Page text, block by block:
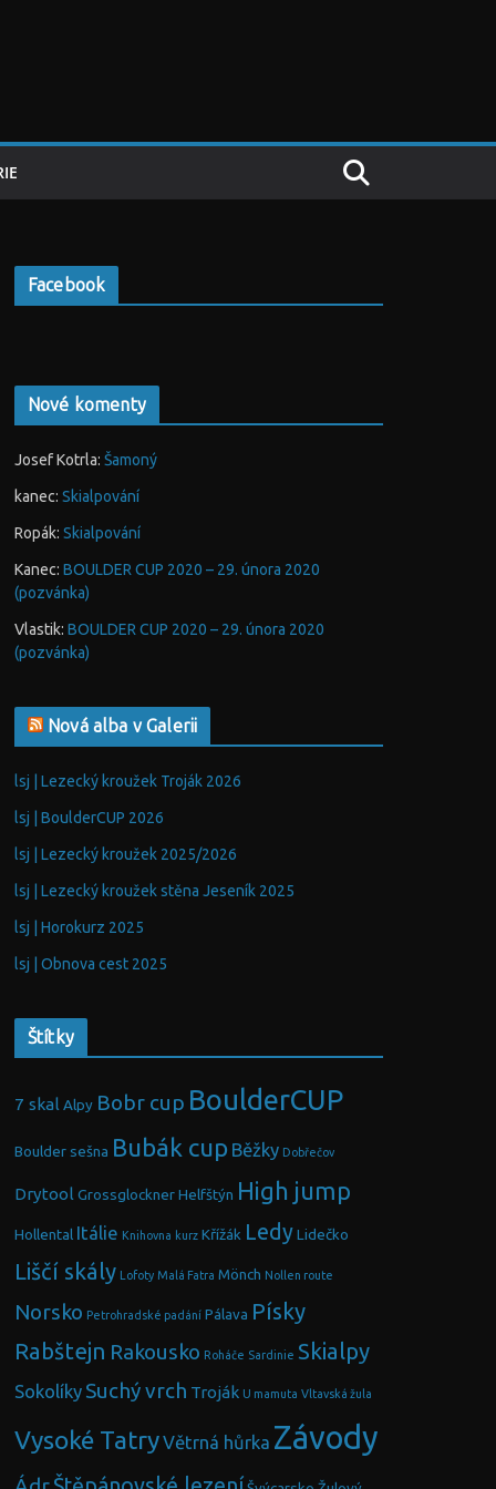
Facebook
Nové komenty
Josef Kotrla: Šamoný
kanec: Skialpování
Ropák: Skialpování
Kanec: BOULDER CUP 2020 – 29. února 2020
(pozvánka)
Vlastik: BOULDER CUP 2020 – 29. února 2020
(pozvánka)
Nová alba v Galerii
lsj | Lezecký kroužek Troják 2026
lsj | BoulderCUP 2026
lsj | Lezecký kroužek 2025/2026
lsj | Lezecký kroužek stěna Jeseník 2025
lsj | Horokurz 2025
lsj | Obnova cest 2025
Štítky
7 skal Alpy Bobr cup BoulderCUP
Boulder sešna Bubák cup Běžky Dobřečov
Drytool Grossglockner Helfštýn High jump
Hollental Itálie Knihovna kurz Křížák Ledy Lidečko
Liščí skály Lofoty Malá Fatra Mönch Nollen route
Norsko Petrohradské padání Pálava Písky
Rabštejn Rakousko Roháče Sardinie Skialpy
Sokolíky Suchý vrch Troják U mamuta Vltavská žula
Vysoké TatryVětrná hůrka Závody